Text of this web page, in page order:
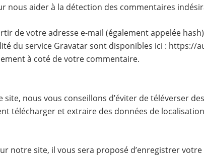
nous aider à la détection des commentaires
de votre adresse e-mail (également appelée
du service Gravatar sont disponibles ici :
à coté de votre commentaire.
site, nous vous conseillons d’éviter de téléverser
télécharger et extraire des données de
notre site, il vous sera proposé d’enregistrer